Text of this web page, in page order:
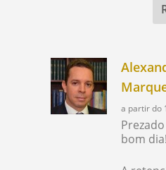
a partir do
bom dia!